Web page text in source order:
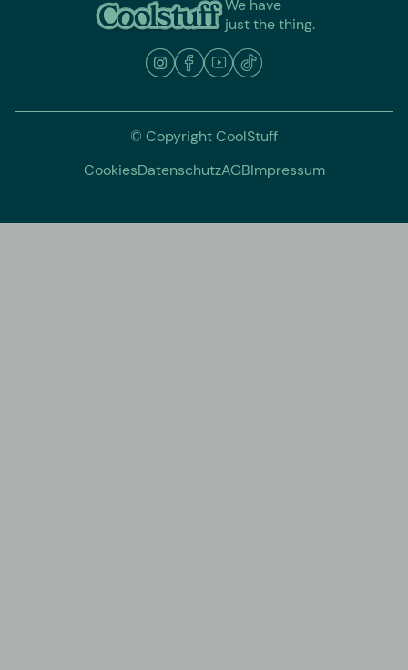
We have
just the thing.
© Copyright CoolStuff
CookiesDatenschutzAGBImpressum